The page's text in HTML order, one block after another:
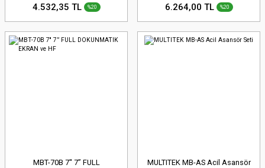
4.532,35 TL %20 6.264,00 TL %20
MBT-70B 7'' 7” FULL
MULTITEK MB-AS Acil Asansör